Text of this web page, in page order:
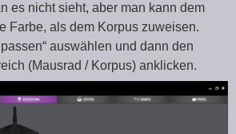
es nicht sieht, aber man kann dem
Farbe, als dem Korpus zuweisen.
auswählen und dann den
(Mausrad / Korpus) anklicken.